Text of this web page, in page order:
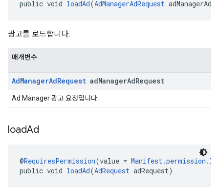
public void loadAd(AdManagerAdRequest
광고를 로드합니다.
매개변수
AdManagerAdRequest adManagerAdRequest
Ad Manager 광고 요청입니다.
loadAd
@RequiresPermission(value =
public void loadAd(AdRequest adRequest)